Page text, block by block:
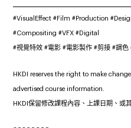
#VisualEffect #Film #Production
#Compositing #VFX #Digital
#視覺特效#電影#電影製作 #剪接 #調
HKDI reserves the right to make
advertised course information.
HKDI保留修改課程內容、上課日期、或